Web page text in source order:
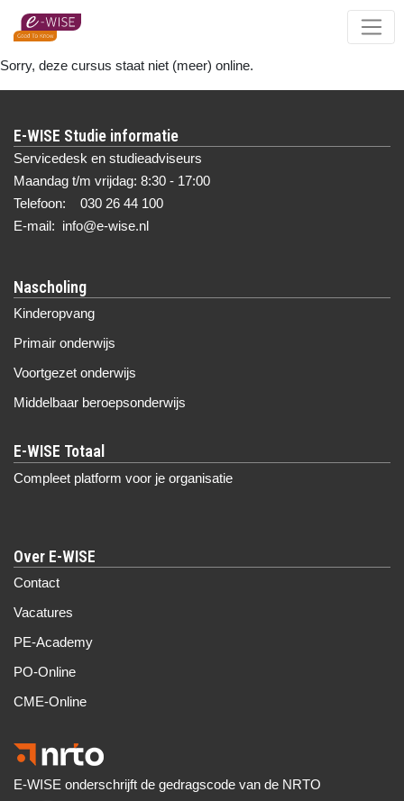
Skip
Sorry, deze cursus staat niet (meer) online.
E-WISE Studie informatie
Servicedesk en studieadviseurs
Maandag t/m vrijdag: 8:30 - 17:00
Telefoon: 030 26 44 100
E-mail: info@e-wise.nl
Nascholing
Kinderopvang
Primair onderwijs
Voortgezet onderwijs
Middelbaar beroepsonderwijs
Compleet platform voor je organisatie
Over E-WISE
Contact
Vacatures
PE-Academy
PO-Online
CME-Online
E-WISE onderschrijft de gedragscode van de NRTO